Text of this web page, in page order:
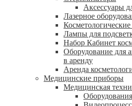
Аксессуары
Лазерное
Лампы для
Набор Кабинет
Оборудование для
в аренду
Аренда
Медицинские приборы
Медицинская